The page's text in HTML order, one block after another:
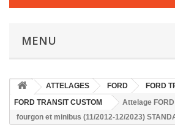
MENU
ATTELAGES FORD
FORD
FORD TRANSIT CUSTOM
Attelage
fourgon et minibus (11/2012-12/2023)